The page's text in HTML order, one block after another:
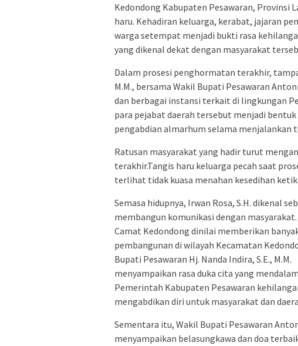
Kedondong Kabupaten Pesawaran, Provinsi
haru. Kehadiran keluarga, kerabat, jajaran
warga setempat menjadi bukti rasa
yang dikenal dekat dengan masyarakat
Dalam prosesi penghormatan terakhir,
M.M., bersama Wakil Bupati Pesawaran
dan berbagai instansi terkait di lingkungan
para pejabat daerah tersebut menjadi
pengabdian almarhum selama menjalankan
Ratusan masyarakat yang hadir turut
terakhir.Tangis haru keluarga pecah saat
terlihat tidak kuasa menahan kesedihan
Semasa hidupnya, Irwan Rosa, S.H. dikenal
membangun komunikasi dengan
Camat Kedondong dinilai memberikan
pembangunan di wilayah Kecamatan
Bupati Pesawaran Hj. Nanda Indira, S.E., M.M.
menyampaikan rasa duka cita yang
Pemerintah Kabupaten Pesawaran
mengabdikan diri untuk masyarakat dan
Sementara itu, Wakil Bupati Pesawaran
menyampaikan belasungkawa dan doa